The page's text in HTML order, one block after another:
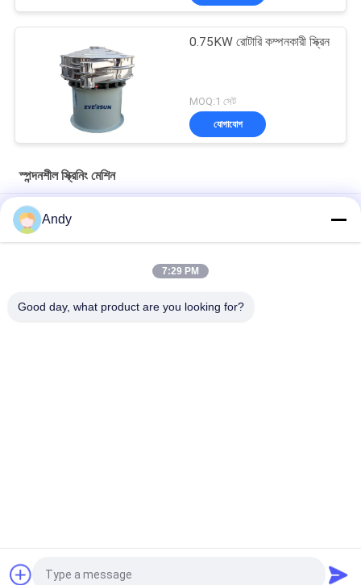
0.75KW রোটারি কম্পনকারী স্ক্রিন
MOQ:1 সেট
যোগাযোগ
স্পন্দনশীল স্ক্রিনিং মেশিন
সিলিকা বালি সিভ করার জন্য স্টেইনলেস স্টিল ভাইব্রেটরি স্ক্রীনিং মেশিন ভাইব্রো শেকার
সূক্ষ্ম এবং মোটা পদার্থ আলাদা করার জন্য স্ক্রিনের উপরিভাগে সর্পিল প্যাটার্ন উপাদান চলাচল
Andy
7:29 PM
Good day, what product are you looking for?